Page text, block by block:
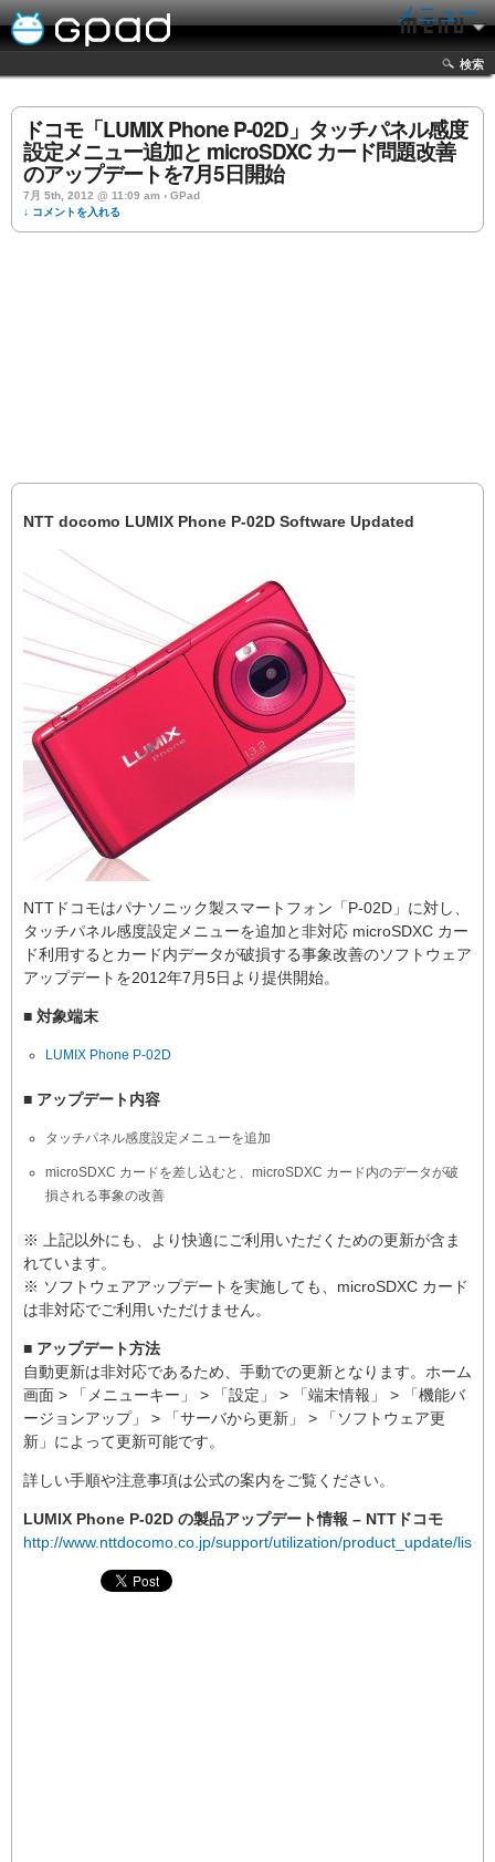
メニュー
検索
ドコモ「LUMIX Phone P-02D」タッチパネル感度
設定メニュー追加と microSDXC カード問題改善
のアップデートを7月5日開始
7月 5th, 2012 @ 11:09 am › GPad
↓ コメントを入れる
NTT docomo LUMIX Phone P-02D Software Updated
NTTドコモはパナソニック製スマートフォン「P-02D」に対し、
タッチパネル感度設定メニューを追加と非対応 microSDXC カー
ド利用するとカード内データが破損する事象改善のソフトウェア
アップデートを2012年7月5日より提供開始。
■ 対象端末
LUMIX Phone P-02D
■ アップデート内容
タッチパネル感度設定メニューを追加
microSDXC カードを差し込むと、microSDXC カード内のデータが破
損される事象の改善
※ 上記以外にも、より快適にご利用いただくための更新が含ま
れています。
※ ソフトウェアアップデートを実施しても、microSDXC カード
は非対応でご利用いただけません。
■ アップデート方法
自動更新は非対応であるため、手動での更新となります。ホーム
画面 > 「メニューキー」 > 「設定」 > 「端末情報」 > 「機能バ
ージョンアップ」 > 「サーバから更新」 > 「ソフトウェア更
新」によって更新可能です。
詳しい手順や注意事項は公式の案内をご覧ください。
LUMIX Phone P-02D の製品アップデート情報 – NTTドコモ
http://www.nttdocomo.co.jp/support/utilization/product_update/list/